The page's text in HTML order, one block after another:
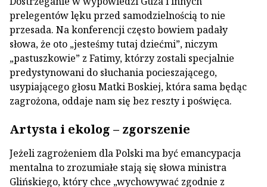
prelegentów lęku przed samodzielnością to nie
przesada. Na konferencji często bowiem padały
słowa, że oto „jesteśmy tutaj dziećmi”, niczym
„pastuszkowie” z Fatimy, którzy zostali specjalnie
predystynowani do słuchania pocieszającego,
usypiającego głosu Matki Boskiej, która sama będąc
zagrożona, oddaje nam się bez reszty i poświęca.
Artysta i ekolog – zgorszenie
Jeżeli zagrożeniem dla Polski ma być emancypacja
mentalna to zrozumiałe stają się słowa ministra
Glińskiego, który chce „wychowywać zgodnie z